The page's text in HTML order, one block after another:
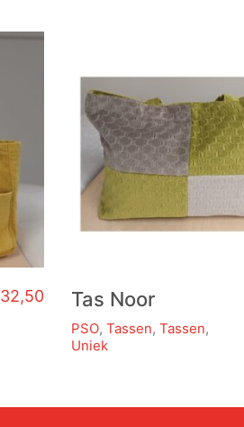
32,50 Tas Noor
PSO, Tassen, Tassen,
Uniek